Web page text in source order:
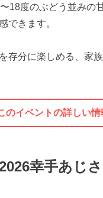
18度のぶどう並みの
できます。
存分に楽しめる、家
のイベントの詳しい情
幸手あじ